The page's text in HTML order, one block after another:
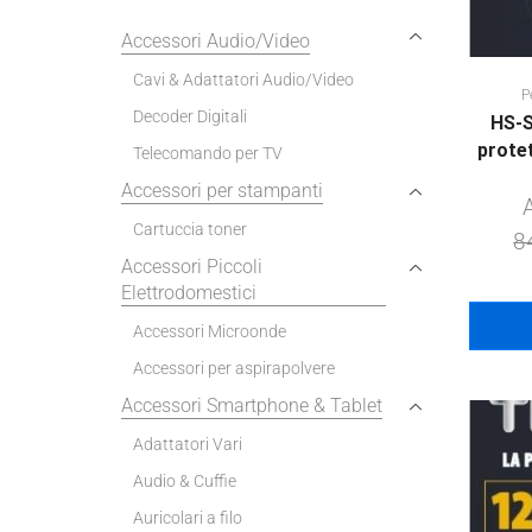
HS-
Accessori Audio/Video
Cavi & Adattatori Audio/Video
Decoder Digitali
Telecomando per TV
Accessori per stampanti
Cartuccia toner
Accessori Piccoli
Elettrodomestici
Accessori Microonde
Accessori per aspirapolvere
Accessori Smartphone & Tablet
Adattatori Vari
Audio & Cuffie
Auricolari a filo